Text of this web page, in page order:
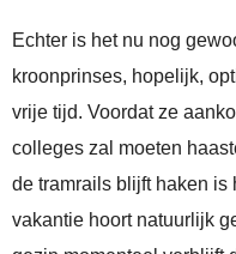
Echter is het nu nog
kroonprinses, hopelijk,
vrije tijd. Voordat ze
colleges zal moeten
de tramrails blijft haken is
vakantie hoort natuurlijk